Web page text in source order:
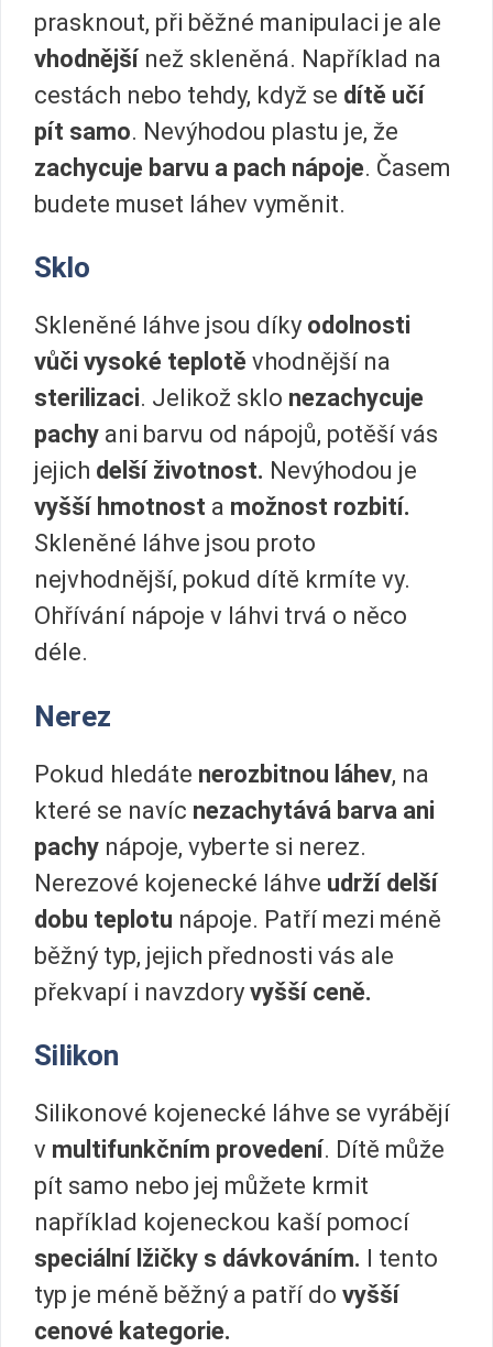
prasknout, při běžné manipulaci je ale
vhodnější než skleněná. Například na
cestách nebo tehdy, když se dítě učí
pít samo. Nevýhodou plastu je, že
zachycuje barvu a pach nápoje. Časem
budete muset láhev vyměnit.
Sklo
Skleněné láhve jsou díky odolnosti
vůči vysoké teplotě vhodnější na
sterilizaci. Jelikož sklo nezachycuje
pachy ani barvu od nápojů, potěší vás
jejich delší životnost. Nevýhodou je
vyšší hmotnost a možnost rozbití.
Skleněné láhve jsou proto
nejvhodnější, pokud dítě krmíte vy.
Ohřívání nápoje v láhvi trvá o něco
déle.
Nerez
Pokud hledáte nerozbitnou láhev, na
které se navíc nezachytává barva ani
pachy nápoje, vyberte si nerez.
Nerezové kojenecké láhve udrží delší
dobu teplotu nápoje. Patří mezi méně
běžný typ, jejich přednosti vás ale
překvapí i navzdory vyšší ceně.
Silikon
Silikonové kojenecké láhve se vyrábějí
v multifunkčním provedení. Dítě může
pít samo nebo jej můžete krmit
například kojeneckou kaší pomocí
speciální lžičky s dávkováním. I tento
typ je méně běžný a patří do vyšší
cenové kategorie.